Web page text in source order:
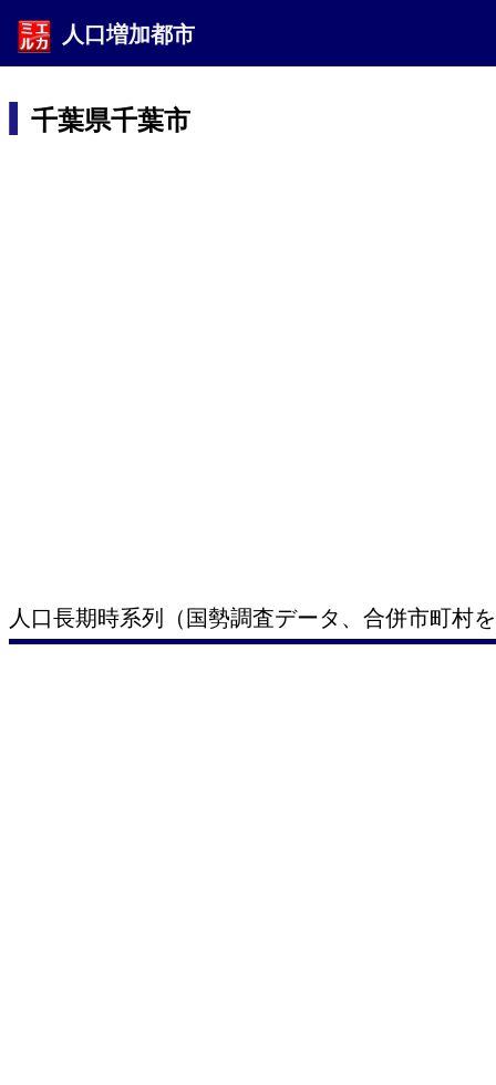
人口増加都市
千葉県千葉市
人口長期時系列（国勢調査データ、合併市町村